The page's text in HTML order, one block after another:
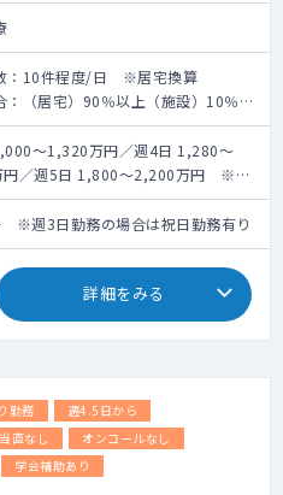
：10件程度/日 ※居宅換算
：（居宅）90％以上（施設）10％未
：医師・看護師・ドライバーの3名体
を採用しており、医師1名（週5日勤
）に約100名の患者様をご担当頂き
の半数近くは癌末期の患者様で、精
お持ちの患者様も20％程度いらっし
。
器をつけている患者様は数名いらっ
です。
ライン程度、土曜日は2～3ライン回
す。
～1,320万円／週4日 1,280～
円／週5日 1,800～2,200万円 ※キ
経験等による
※週3日勤務の場合は祝日勤務有り
詳細をみる
勤務
週4.5日から
当直なし
オンコールなし
学会補助あり